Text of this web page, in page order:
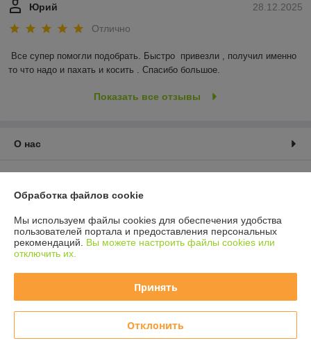
28.12.2025
Юрий
Отлично
Все супер помогли подобрать. Быстро  привезли , получил именно
то что надо и пахать и косить . Спасибо большое.
Показать все отзывы
О нас
График работы
Полная версия сайта
Сайт создан на платформе Deal.by
Обработка файлов cookie
Мы используем файлы cookies для обеспечения удобства
пользователей портала и предоставления персональных
рекомендаций. Вы можете настроить файлы cookies или
отключить их.
Принять
Отклонить